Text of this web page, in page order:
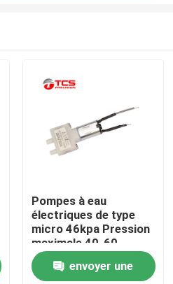
Pompes à eau
électriques de type
micro 46kpa Pression
maximale 40-60
ml/min Efficacité du
débit
envoyer une